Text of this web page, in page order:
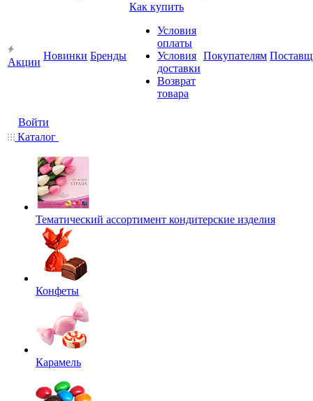
Акции
Новинки Бренды
Как купить
Условия
оплаты
Условия
доставки
Возврат
товара
Покупателям
Войти
Каталог
Тематический ассортимент кондитерские изделия
Конфеты
Карамель